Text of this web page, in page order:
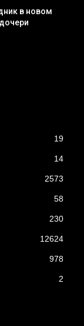
в новом
19
14
2573
58
230
12624
978
2